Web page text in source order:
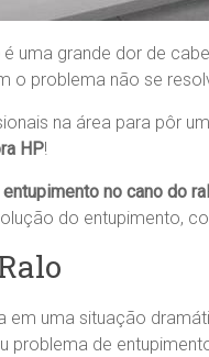
é uma grande dor de
o problema não se
na área para pôr
HP!
entupimento no cano do
do entupimento,
em uma situação
problema de